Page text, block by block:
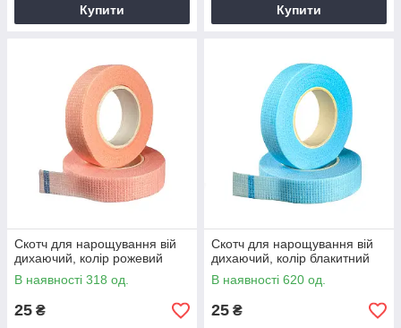
Купити Купити
Скотч для нарощування вій
дихаючий, колір рожевий
В наявності 318 од.
25 ₴
Скотч для нарощування вій
дихаючий, колір блакитний
В наявності 620 од.
25 ₴